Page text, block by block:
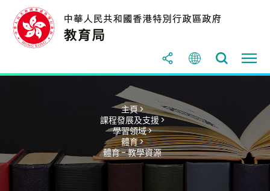
主頁 >
課程發展及支援 >
學習領域 >
體育 >
體育 - 教學資源